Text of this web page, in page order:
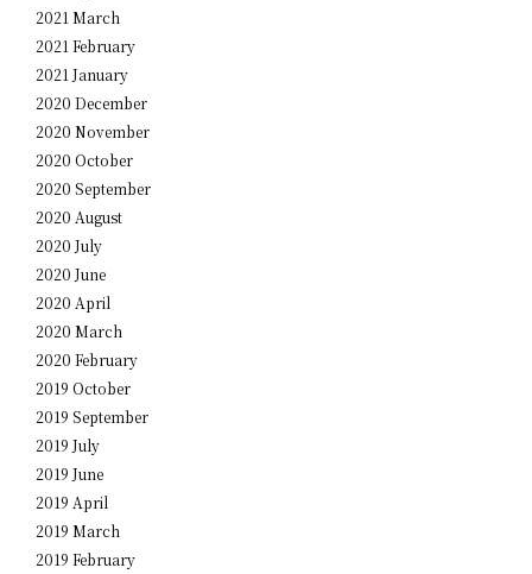
2021 March
2021 February
2021 January
2020 December
2020 November
2020 October
2020 September
2020 August
2020 July
2020 June
2020 April
2020 March
2020 February
2019 October
2019 September
2019 July
2019 June
2019 April
2019 March
2019 February